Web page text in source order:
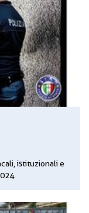
istituzionali e